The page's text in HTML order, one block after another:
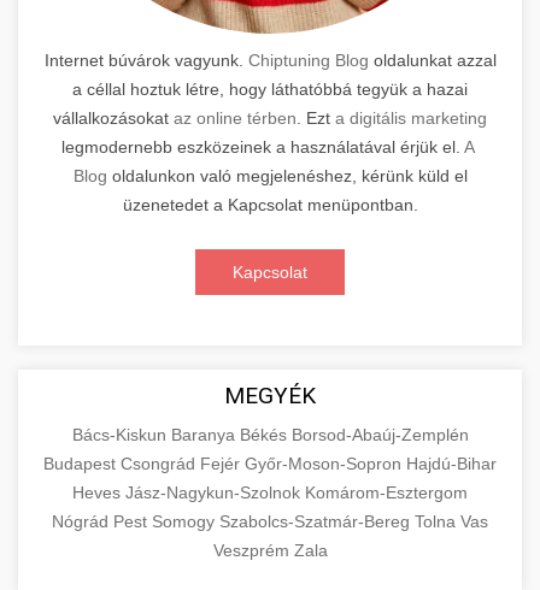
Internet búvárok vagyunk. Chiptuning Blog oldalunkat azzal
a céllal hoztuk létre, hogy láthatóbbá tegyük a hazai
vállalkozásokat az online térben . Ezt a digitális marketing
legmodernebb eszközeinek a használatával érjük el. A
Blog oldalunkon való megjelenéshez, kérünk küld el
üzenetedet a Kapcsolat menüpontban.
Kapcsolat
MEGYÉK
Bács-Kiskun Baranya Békés Borsod-Abaúj-Zemplén
Budapest Csongrád Fejér Győr-Moson-Sopron Hajdú-Bihar
Heves Jász-Nagykun-Szolnok Komárom-Esztergom
Nógrád Pest Somogy Szabolcs-Szatmár-Bereg Tolna Vas
Veszprém Zala